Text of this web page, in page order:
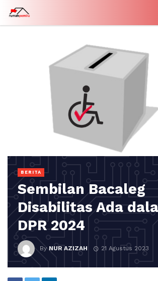
BERITA
Sembilan Bacaleg
Disabilitas Ada
DPR 2024
ByNUR AZIZAH 21 Agustus 2023